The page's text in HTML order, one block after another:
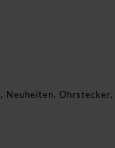
, Neuheiten, Ohrstecker,